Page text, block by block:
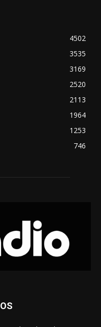
4502
3535
3169
2520
2113
1964
1253
746